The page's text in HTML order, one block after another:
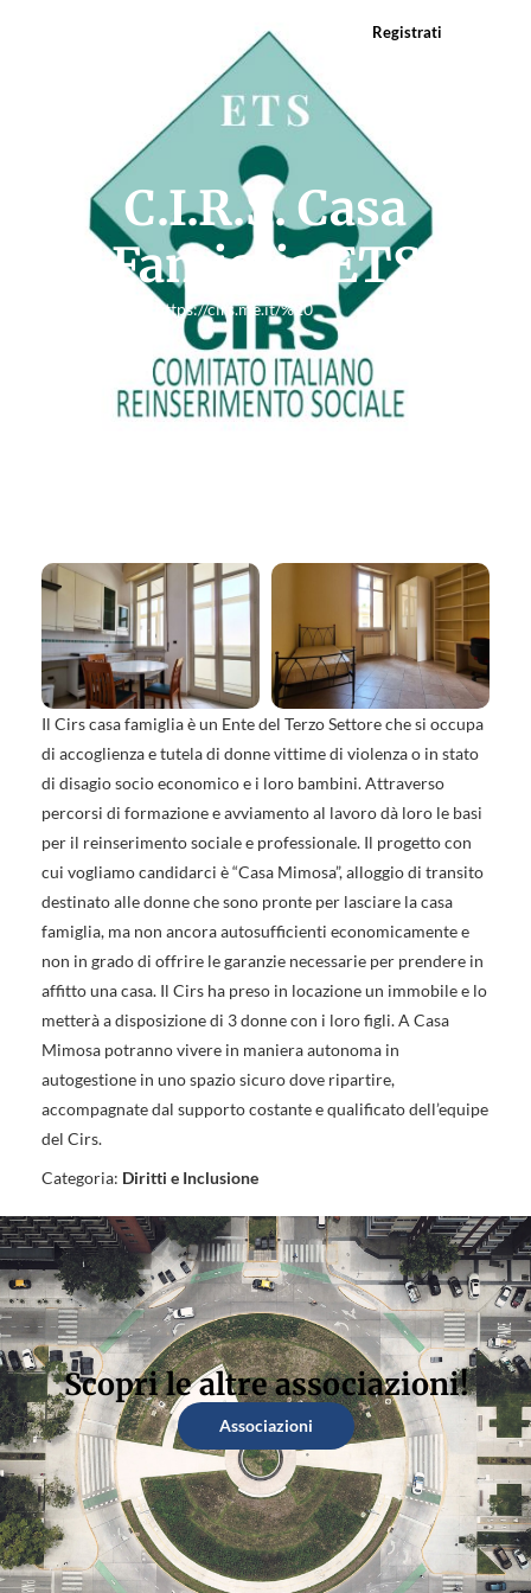
Registrati
C.I.R.S. Casa
Famiglia ETS
https://cirs.me.it/%20
Il Cirs casa famiglia è un Ente del Terzo Settore che si occupa
di accoglienza e tutela di donne vittime di violenza o in stato
di disagio socio economico e i loro bambini. Attraverso
percorsi di formazione e avviamento al lavoro dà loro le basi
per il reinserimento sociale e professionale. Il progetto con
cui vogliamo candidarci è “Casa Mimosa”, alloggio di transito
destinato alle donne che sono pronte per lasciare la casa
famiglia, ma non ancora autosufficienti economicamente e
non in grado di offrire le garanzie necessarie per prendere in
affitto una casa. Il Cirs ha preso in locazione un immobile e lo
metterà a disposizione di 3 donne con i loro figli. A Casa
Mimosa potranno vivere in maniera autonoma in
autogestione in uno spazio sicuro dove ripartire,
accompagnate dal supporto costante e qualificato dell’equipe
del Cirs.
Categoria: Diritti e Inclusione
Scopri le altre associazioni!
Associazioni